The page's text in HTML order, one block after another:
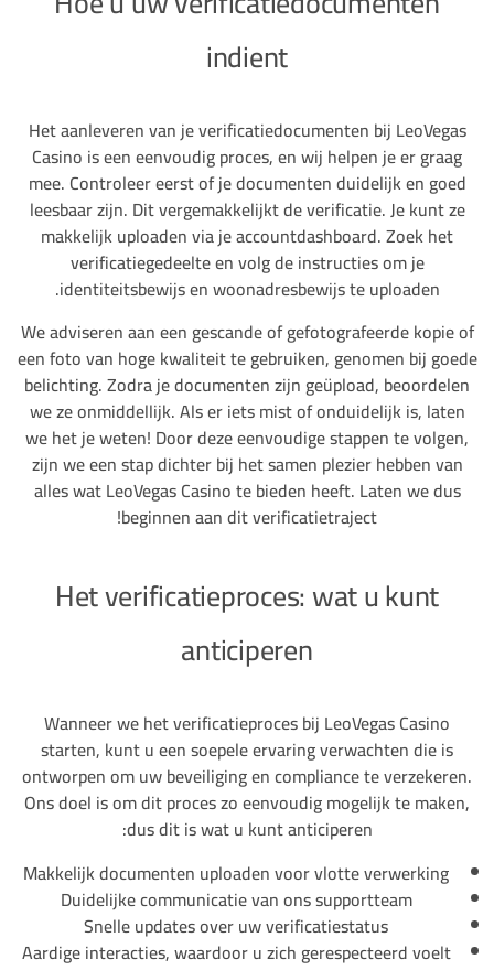
indient
Het aanleveren van je verificatiedocumenten bij LeoVegas
Casino is een eenvoudig proces, en wij helpen je er graag
mee. Controleer eerst of je documenten duidelijk en goed
leesbaar zijn. Dit vergemakkelijkt de verificatie. Je kunt ze
makkelijk uploaden via je accountdashboard. Zoek het
verificatiegedeelte en volg de instructies om je
identiteitsbewijs en woonadresbewijs te uploaden.
We adviseren aan een gescande of gefotografeerde kopie of
een foto van hoge kwaliteit te gebruiken, genomen bij goede
belichting. Zodra je documenten zijn geüpload, beoordelen
we ze onmiddellijk. Als er iets mist of onduidelijk is, laten
we het je weten! Door deze eenvoudige stappen te volgen,
zijn we een stap dichter bij het samen plezier hebben van
alles wat LeoVegas Casino te bieden heeft. Laten we dus
beginnen aan dit verificatietraject!
Het verificatieproces: wat u kunt
anticiperen
Wanneer we het verificatieproces bij LeoVegas Casino
starten, kunt u een soepele ervaring verwachten die is
ontworpen om uw beveiliging en compliance te verzekeren.
Ons doel is om dit proces zo eenvoudig mogelijk te maken,
dus dit is wat u kunt anticiperen:
Makkelijk documenten uploaden voor vlotte verwerking
Duidelijke communicatie van ons supportteam
Snelle updates over uw verificatiestatus
Aardige interacties, waardoor u zich gerespecteerd voelt